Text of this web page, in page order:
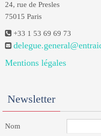
24, rue de Presles
75015 Paris
+33 1 53 69 69 73
Mentions légales
Newsletter
Nom